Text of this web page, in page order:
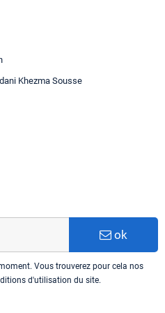
Khezma Sousse
ok
Vous trouverez pour cela nos
d'utilisation du site.